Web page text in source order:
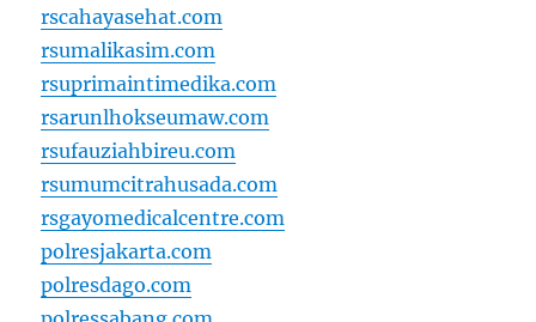
rscahayasehat.com
rsumalikasim.com
rsuprimaintimedika.com
rsarunlhokseumaw.com
rsufauziahbireu.com
rsumumcitrahusada.com
rsgayomedicalcentre.com
polresjakarta.com
polresdago.com